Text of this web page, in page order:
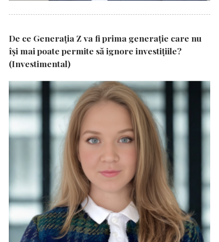
De ce Generația Z va fi prima generație care nu
își mai poate permite să ignore investițiile?
(Investimental)